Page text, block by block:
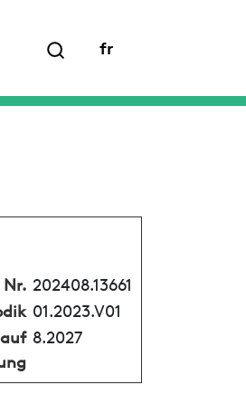
fr
Nr. 202408.13661
01.2023.V01
8.2027